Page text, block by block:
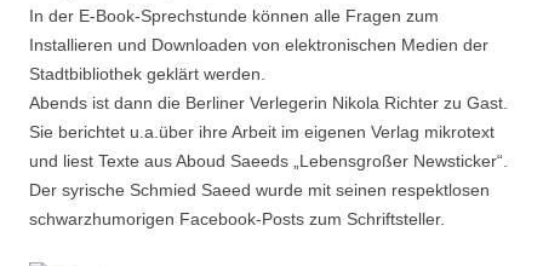
In der E-Book-Sprechstunde können alle Fragen zum
Installieren und Downloaden von elektronischen Medien der
Stadtbibliothek geklärt werden.
Abends ist dann die Berliner Verlegerin Nikola Richter zu Gast.
Sie berichtet u.a.über ihre Arbeit im eigenen Verlag mikrotext
und liest Texte aus Aboud Saeeds „Lebensgroßer Newsticker“.
Der syrische Schmied Saeed wurde mit seinen respektlosen
schwarzhumorigen Facebook-Posts zum Schriftsteller.